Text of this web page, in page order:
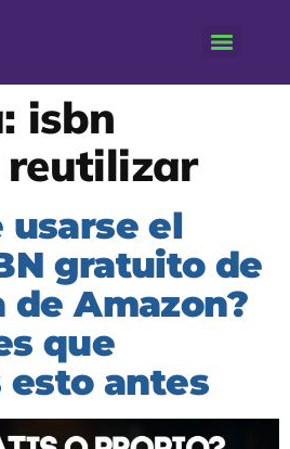
isbn
usarse el
gratuito de
de Amazon?
que
antes